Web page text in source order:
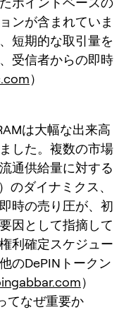
ンが含まれていま
短期的な取引量を
受信者からの即時
）
は大幅な出来高
した。複数の市場
通供給量に対する
のダイナミクス、
時の売り圧が、初
因として指摘して
利確定スケジュー
のDePINトークン
）
てなぜ重要か